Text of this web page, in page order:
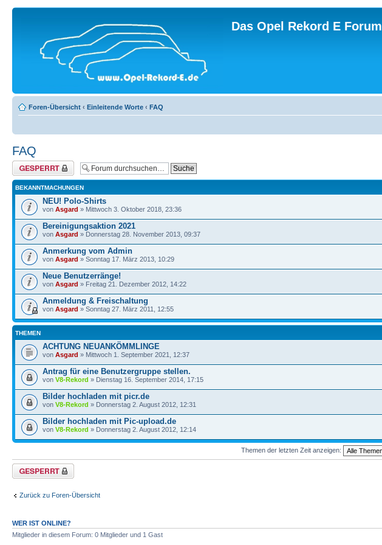
Das Opel Rekord E Forum
Foren-Übersicht ‹ Einleitende Worte ‹ FAQ
FAQ
Forum gesperrt
BEKANNTMACHUNGEN
NEU! Polo-Shirts
von Asgard » Mittwoch 3. Oktober 2018, 23:36
Bereinigungsaktion 2021
von Asgard » Donnerstag 28. November 2013, 09:37
Anmerkung vom Admin
von Asgard » Sonntag 17. März 2013, 10:29
Neue Benutzerränge!
von Asgard » Freitag 21. Dezember 2012, 14:22
Anmeldung & Freischaltung
von Asgard » Sonntag 27. März 2011, 12:55
THEMEN
ACHTUNG NEUANKÖMMLINGE
von Asgard » Mittwoch 1. September 2021, 12:37
Antrag für eine Benutzergruppe stellen.
von V8-Rekord » Dienstag 16. September 2014, 17:15
Bilder hochladen mit picr.de
von V8-Rekord » Donnerstag 2. August 2012, 12:31
Bilder hochladen mit Pic-upload.de
von V8-Rekord » Donnerstag 2. August 2012, 12:14
Themen der letzten Zeit anzeigen:
Forum gesperrt
Zurück zu Foren-Übersicht
WER IST ONLINE?
Mitglieder in diesem Forum: 0 Mitglieder und 1 Gast